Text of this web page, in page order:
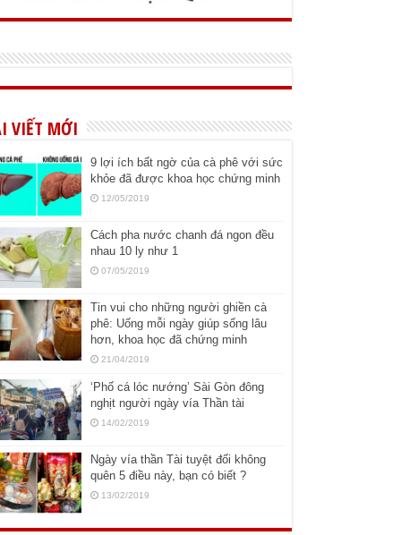
VIẾT MỚI
9 lợi ích bất ngờ của cà phê với sức
khỏe đã được khoa học chứng minh
12/05/2019
Cách pha nước chanh đá ngon đều
nhau 10 ly như 1
07/05/2019
Tin vui cho những người ghiền cà
phê: Uống mỗi ngày giúp sống lâu
hơn, khoa học đã chứng minh
21/04/2019
‘Phố cá lóc nướng’ Sài Gòn đông
nghịt người ngày vía Thần tài
14/02/2019
Ngày vía thần Tài tuyệt đối không
quên 5 điều này, bạn có biết ?
13/02/2019